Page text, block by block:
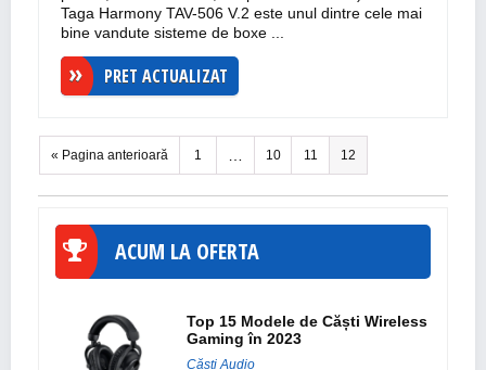
Taga Harmony TAV-506 V.2 este unul dintre cele mai
bine vandute sisteme de boxe ...
PRET ACTUALIZAT
« Pagina anterioară 1 10 11 12
ACUM LA OFERTA
Top 15 Modele de Căști Wireless
Gaming în 2023
Căști Audio